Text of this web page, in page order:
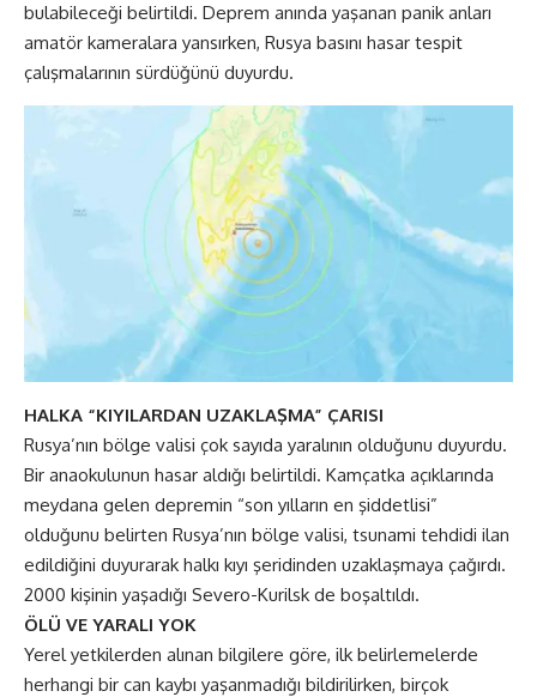
bulabileceği belirtildi. Deprem anında yaşanan panik anları
amatör kameralara yansırken, Rusya basını hasar tespit
çalışmalarının sürdüğünü duyurdu.
HALKA “KIYILARDAN UZAKLAŞMA” ÇARISI
Rusya’nın bölge valisi çok sayıda yaralının olduğunu duyurdu.
Bir anaokulunun hasar aldığı belirtildi. Kamçatka açıklarında
meydana gelen depremin “son yılların en şiddetlisi”
olduğunu belirten Rusya’nın bölge valisi, tsunami tehdidi ilan
edildiğini duyurarak halkı kıyı şeridinden uzaklaşmaya çağırdı.
2000 kişinin yaşadığı Severo-Kurilsk de boşaltıldı.
ÖLÜ VE YARALI YOK
Yerel yetkilerden alınan bilgilere göre, ilk belirlemelerde
herhangi bir can kaybı yaşanmadığı bildirilirken, birçok